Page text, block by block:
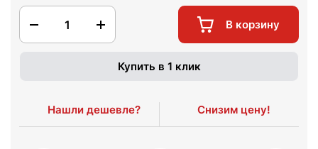
1 В корзину
Купить в 1 клик
Нашли дешевле? Снизим цену!